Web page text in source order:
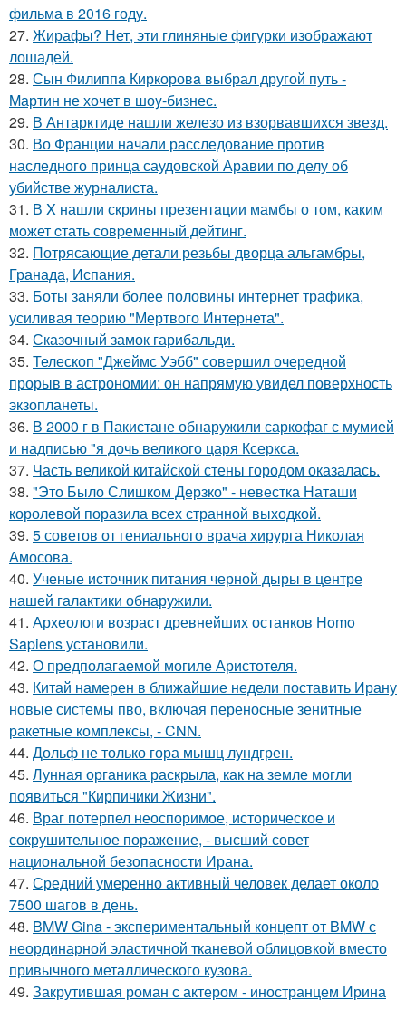
фильма в 2016 году.
27. Жирафы? Нет, эти глиняные фигурки изображают
лошадей.
28. Сын Филиппa Киркоровa выбрал другой путь -
Mартин не хочет в шоy-бизнес.
29. В Антарктиде нашли железо из взорвавшихся звезд.
30. Во Франции начали расследование против
наследного принца саудовской Аравии по делу об
убийстве журналиста.
31. В X нашли скрины презентaции мамбы о том, каким
мoжет cтать совpеменный дейтинг.
32. Потрясающие детали резьбы дворца альгамбры,
Гранада, Испания.
33. Боты заняли более половины интернет трафика,
усиливая теорию "Мертвого Интернета".
34. Сказочный замок гарибальди.
35. Телескоп "Джеймс Уэбб" совершил очередной
прорыв в астрономии: он напрямую увидел поверхность
экзопланеты.
36. В 2000 г в Пакистане обнаружили саркофаг с мумией
и надписью "я дочь великого царя Ксеркса.
37. Часть великой китайской стены городом оказалась.
38. "Это Было Слишком Дерзко" - невестка Наташи
королевой поразила всех странной выходкой.
39. 5 советов от гениального врача хирурга Николая
Амосова.
40. Ученые источник питания черной дыры в центре
нашей галактики обнаружили.
41. Археологи возраст древнейших останков Homo
Sapiens установили.
42. О предполагаемой могиле Аристотеля.
43. Китай намерен в ближайшие недели поставить Ирану
новые системы пво, включая переносные зенитные
ракетные комплексы, - CNN.
44. Дольф не только гора мышц лундгрен.
45. Лунная органика раскрыла, как на земле могли
появиться "Кирпичики Жизни".
46. Враг потерпел неоспоримое, историческое и
сокрушительное поражение, - высший совет
национальной безопасности Ирана.
47. Средний умеренно активный человек делает около
7500 шагов в день.
48. BMW Gina - экспериментальный концепт от BMW с
неординарной эластичной тканевой облицовкой вместо
привычного металлического кузова.
49. Закрутившая роман с актером - иностранцем Ирина